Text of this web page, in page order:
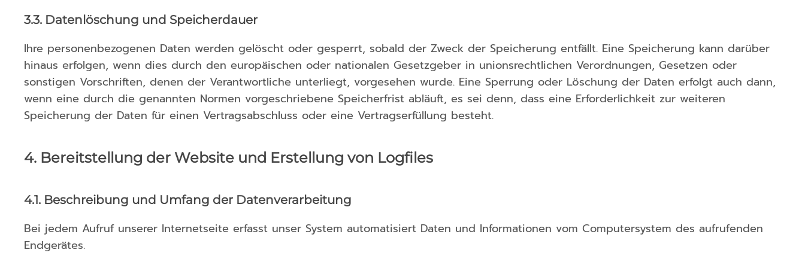
3.3. Datenlöschung und Speicherdauer
Ihre personenbezogenen Daten werden gelöscht oder gesperrt, sobald der Zweck der Speicherung entfällt. Eine Speicherung kann darüber
hinaus erfolgen, wenn dies durch den europäischen oder nationalen Gesetzgeber in unionsrechtlichen Verordnungen, Gesetzen oder
sonstigen Vorschriften, denen der Verantwortliche unterliegt, vorgesehen wurde. Eine Sperrung oder Löschung der Daten erfolgt auch dann,
wenn eine durch die genannten Normen vorgeschriebene Speicherfrist abläuft, es sei denn, dass eine Erforderlichkeit zur weiteren
Speicherung der Daten für einen Vertragsabschluss oder eine Vertragserfüllung besteht.
4. Bereitstellung der Website und Erstellung von Logfiles
4.1. Beschreibung und Umfang der Datenverarbeitung
Bei jedem Aufruf unserer Internetseite erfasst unser System automatisiert Daten und Informationen vom Computersystem des aufrufenden
Endgerätes.